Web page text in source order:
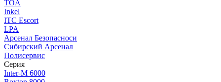
TOA
Inkel
ITC Escort
LPA
Арсенал Безопасноси
Сибирский Арсенал
Полисервис
Серия
Inter-M 6000